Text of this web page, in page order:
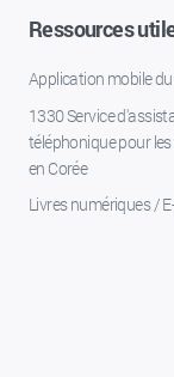
Ressources
Application mobile du
1330 Service
téléphonique pour
en Corée
Livres numériques /